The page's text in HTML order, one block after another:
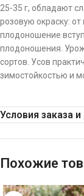
25-35 г, обладают
розовую окраску:
плодоношение
плодоношения.
сортов. Усов
зимостойкостью и
Условия заказа
Похожие